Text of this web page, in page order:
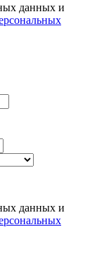
данных и
данных и